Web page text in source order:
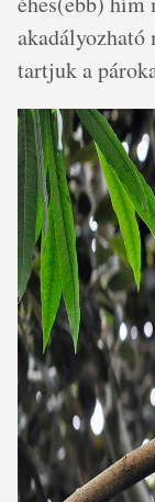
akadályozható
tartjuk a